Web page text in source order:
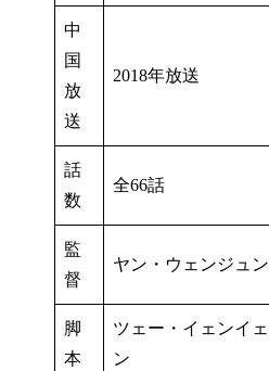
中
国
放
送
2018年放送
話
数
全66話
監
督
ヤン・ウェンジュン
脚
本
ツェー・イェンイェ
ン